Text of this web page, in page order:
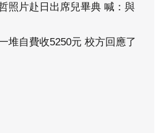
照片赴日出席兒畢典 喊：與
堆自費收5250元 校方回應了